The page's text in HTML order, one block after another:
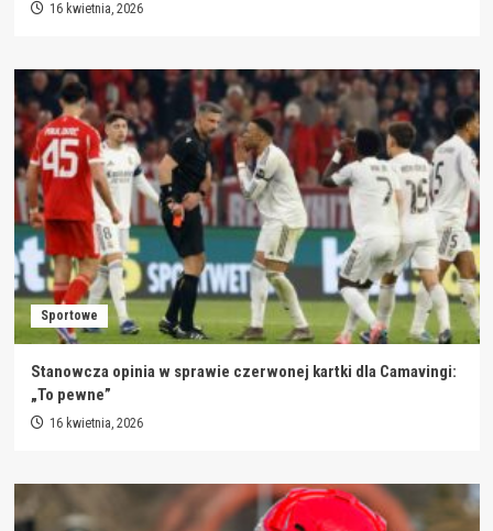
16 kwietnia, 2026
Sportowe
Stanowcza opinia w sprawie czerwonej kartki dla Camavingi:
„To pewne”
16 kwietnia, 2026